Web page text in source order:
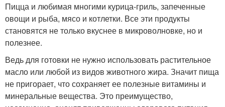
Пицца и любимая многими курица-гриль, запеченные
овощи и рыба, мясо и котлетки. Все эти продукты
становятся не только вкуснее в микроволновке, но и
полезнее.
Ведь для готовки не нужно использовать растительное
масло или любой из видов животного жира. Значит пища
не пригорает, что сохраняет ее полезные витамины и
минеральные вещества. Это преимущество,